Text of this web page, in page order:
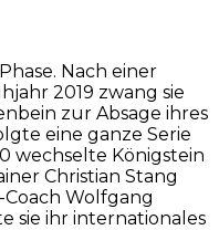
Nach einer
2019 zwang sie
zur Absage ihres
eine ganze Serie
wechselte Königstein
Christian Stang
Wolfgang
sie ihr internationales